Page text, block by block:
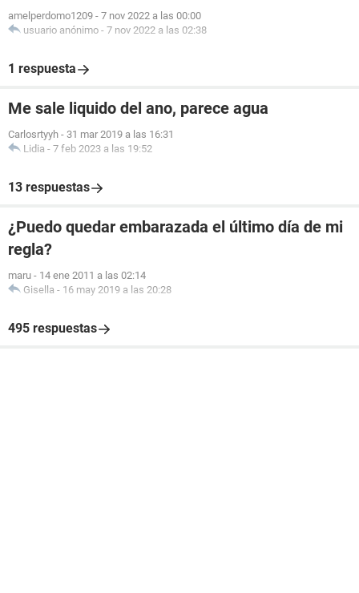
amelperdomo1209 - 7 nov 2022 a las 00:00
usuario anónimo - 7 nov 2022 a las 02:38
1 respuesta
Me sale liquido del ano, parece agua
Carlosrtyyh - 31 mar 2019 a las 16:31
Lidia - 7 feb 2023 a las 19:52
13 respuestas
¿Puedo quedar embarazada el último día de mi
regla?
maru - 14 ene 2011 a las 02:14
Gisella - 16 may 2019 a las 20:28
495 respuestas